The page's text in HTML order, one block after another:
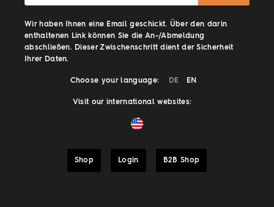
Wir haben Ihnen eine Email geschickt. Über den darin
enthaltenen Link können Sie die An-/Abmeldung
abschließen. Dieser Zwischenschritt dient der Sicherheit
Ihrer Daten.
Choose your language: DE EN
Visit our international websites:
Shop Login B2B Shop